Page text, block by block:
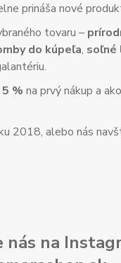
prináša nové
tovaru –
do kúpeľa, soľné
% na prvý nákup a
2018, alebo nás
nás na